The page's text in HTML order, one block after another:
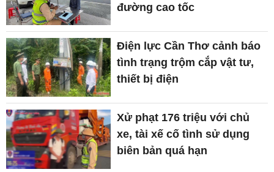
đường cao tốc
Điện lực Cần Thơ cảnh báo
tình trạng trộm cắp vật tư,
thiết bị điện
Xử phạt 176 triệu với chủ
xe, tài xế cố tình sử dụng
biên bản quá hạn